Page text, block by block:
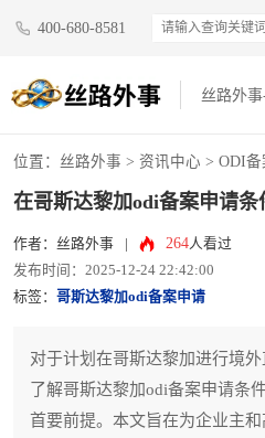
400-680-8581
丝路外
位置： 丝路外事 > 资讯中心 > ODI备
在哥斯达黎加odi备案申请条
作者：丝路外事 264人看过
发布时间：2025-12-24 22:42:00
标签： 哥斯达黎加odi备案申请
对于计划在哥斯达黎加进行境
了解哥斯达黎加odi备案申请条
首要前提。本文旨在为企业主